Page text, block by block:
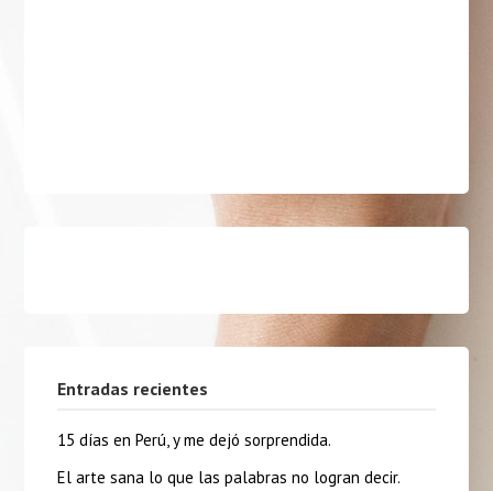
Entradas recientes
15 días en Perú, y me dejó sorprendida.
El arte sana lo que las palabras no logran decir.